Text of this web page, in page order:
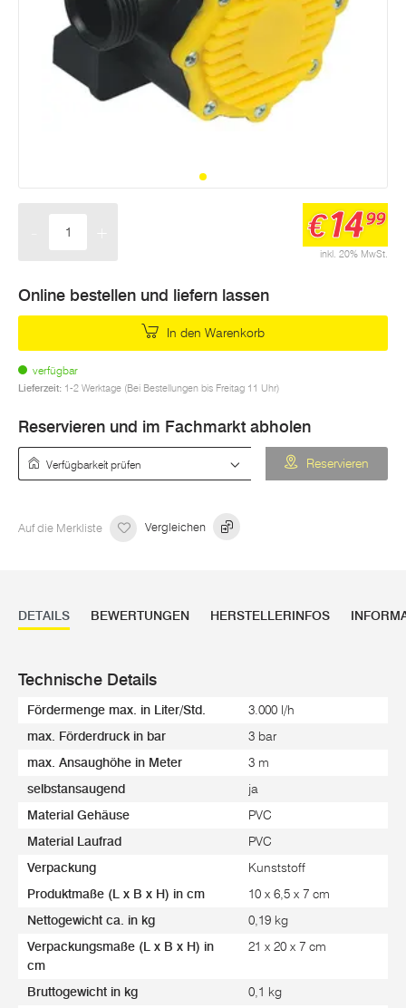
inkl. 20% MwSt.
€1499
Online bestellen und liefern lassen
In den Warenkorb
verfügbar
Lieferzeit: 1-2 Werktage (Bei Bestellungen bis Freitag 11 Uhr)
Reservieren und im Fachmarkt abholen
Reservieren
Auf die Merkliste Vergleichen
DETAILS BEWERTUNGEN HERSTELLERINFOS
Technische Details
Fördermenge max. in Liter/Std. 3.000 l/h
max. Förderdruck in bar 3 bar
max. Ansaughöhe in Meter 3 m
selbstansaugend ja
Material Gehäuse PVC
Material Laufrad PVC
Verpackung Kunststoff
Produktmaße (L x B x H) in cm 10 x 6,5 x 7 cm
Nettogewicht ca. in kg 0,19 kg
Verpackungsmaße (L x B x H) in
cm
21 x 20 x 7 cm
Bruttogewicht in kg 0,1 kg